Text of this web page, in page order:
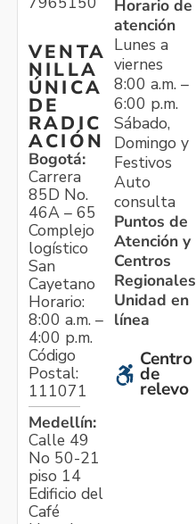
VENTA
NILLA
ÚNICA
DE
RADIC
ACIÓN
Bogotá:
Carrera
85D No.
46A – 65
Complejo
logístico
San
Cayetano
Horario:
8:00 a.m. –
4:00 p.m.
Código
Postal:
111071
Medellín:
Calle 49
No 50-21
piso 14
Edificio del
Café
Horario de
atención
Lunes a
viernes
8:00 a.m. –
6:00 p.m.
Sábado,
Domingo y
Festivos
Auto
consulta
Puntos de
Atención y
Centros
Regionales
Unidad en
línea
Centro
de
relevo